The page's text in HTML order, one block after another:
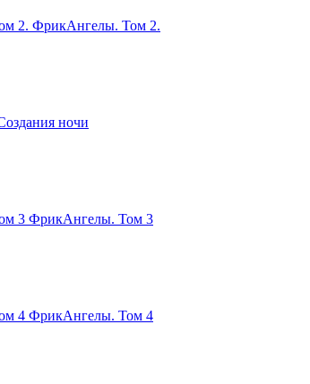
ФрикАнгелы. Том 2.
ночи
ФрикАнгелы. Том 3
ФрикАнгелы. Том 4